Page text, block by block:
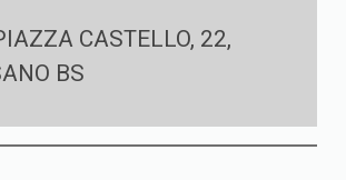
CASTELLO, 22,
BS